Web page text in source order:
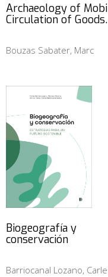
Archaeology of
Circulation of
Bouzas Sabater, Marc
Biogeografía y
conservación
Barriocanal Lozano,